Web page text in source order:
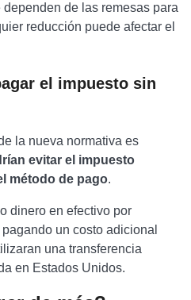
de las remesas para
reducción puede afectar el
el impuesto sin
la nueva normativa es
evitar el impuesto
método de pago.
dinero en efectivo por
un costo adicional
una transferencia
en Estados Unidos.